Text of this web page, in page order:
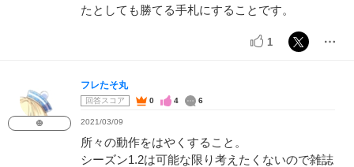
たとしても勝てる手札にすることです。
1
🧅
フレたそ丸
回答スコア 0 4 6
2021/03/09
所々の動作をはやくすること。
シーズン1.2は可能な限り考えたくないので雑誌